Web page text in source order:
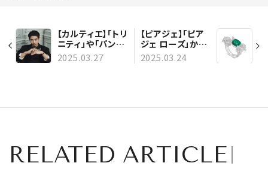
【カルティエ】「トリ
ニティ」や「パンテ
ール ドゥ カルティ
エ」をまとう！ 賀来
2025.03.27
【ピアジェ】「ピア
ジェ ローズ」から
ダイヤモンドとエ
メラルドがきらめ
2025.03.24
RELATED ARTICLE